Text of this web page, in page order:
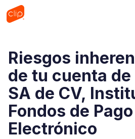
Riesgos
de tu cuenta de
SA de CV,
Fondos de Pago
Electrónico